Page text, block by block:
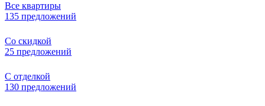
Все квартиры
135 предложений
Со скидкой
25 предложений
С отделкой
130 предложений